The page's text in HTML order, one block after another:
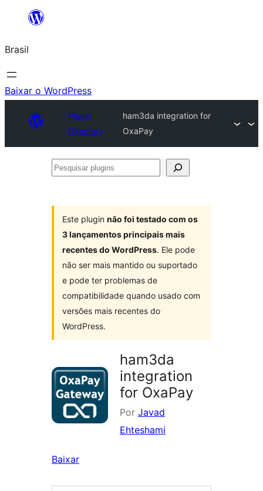
o
conteúdo
Brasil
Baixar o WordPress
Plugin
Directory
ham3da integration for
OxaPay
Pesquisar
Este plugin não foi testado com os
3 lançamentos principais mais
recentes do WordPress. Ele pode
não ser mais mantido ou suportado
e pode ter problemas de
compatibilidade quando usado com
versões mais recentes do
WordPress.
ham3da
integration
for OxaPay
Por Javad
Ehteshami
Baixar